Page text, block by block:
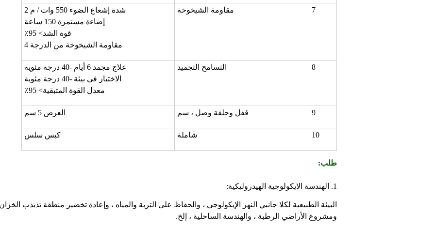
7 مقاومة الشيخوخة
شدة إشعاع الضوء 550 وات / م 2
إضاءة مستمرة 150 ساعة
قوة الشد> 95٪
مقاومة الشيخوخة من الدرجة 4
8 التسامح التجميد
علاج مجمد 6 أيام -40 درجة مئوية
الاختبار في بيئة -40 درجة مئوية
معدل القوة المتبقية> 95٪
9 قفل وحلقة وصل ، سم العرض 5 سم
10 شاملة كيس سلس
طلب:
1. الهندسة الايكولوجية الهيدروليكية:
البيئة الطبيعية لكلا جانبي النهر الإيكولوجي ، والحفاظ على التربة والمياه ، وإعادة تخضير منطقة تذبذب
ومشروع الأراضي الرطبة ، والهندسة الساحلية ، إلخ.